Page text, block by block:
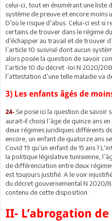
celui-ci, tout en énumérant une liste
système de preuve et encore moins
D’où le risque d’abus. Celui-ci est
certains de trouver dans le régime
d’échapper au travail et de trouver
l’article 10 susvisé dont aucun
alors posée la question de savoir
l’article 10 du décret -loi N 2020/
l’attestation d’une telle maladie va
3) Les enfants âgés de
24- Se pose ici la question de savoir
aurait-il choisi l’âge de quinze ans
deux régimes juridiques différents
encore, un enfant de quatorze ans
Covid 19 qu’un enfant de 15 ans ?
la politique législative tunisienne,
de différenciation entre deux
est toujours justifié. A le voir
du décret gouvernemental N 2020/
contenu de cette disposition.
II- L’abrogation de